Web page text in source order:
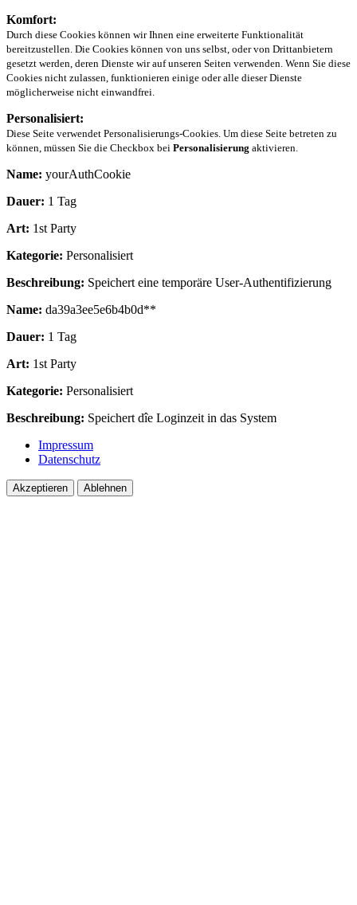
Komfort:
Durch diese Cookies können wir Ihnen eine erweiterte Funktionalität
bereitzustellen. Die Cookies können von uns selbst, oder von Drittanbietern
gesetzt werden, deren Dienste wir auf unseren Seiten verwenden. Wenn Sie diese
Cookies nicht zulassen, funktionieren einige oder alle dieser Dienste
möglicherweise nicht einwandfrei.
Personalisiert:
Diese Seite verwendet Personalisierungs-Cookies. Um diese Seite betreten zu
können, müssen Sie die Checkbox bei Personalisierung aktivieren.
Name: yourAuthCookie
Dauer: 1 Tag
Art: 1st Party
Kategorie: Personalisiert
Beschreibung: Speichert eine temporäre User-Authentifizierung
Name: da39a3ee5e6b4b0d**
Dauer: 1 Tag
Art: 1st Party
Kategorie: Personalisiert
Beschreibung: Speichert dîe Loginzeit in das System
Impressum
Datenschutz
Akzeptieren Ablehnen